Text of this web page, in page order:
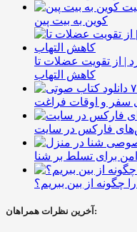
کوین به بیت پین
| از تقویت عضلات تا
کاهش التهاب
۷ کتاب صوتی برای تابستان ۱۴۰۴ +
سفر و اوقات فراغت
برای تسلط بر شنا
چگونه از بین ببریم؟
آخرین نظرات همراهان: